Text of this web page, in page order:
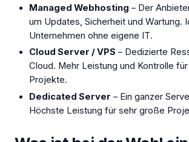
Managed Webhosting – Der
um Updates, Sicherheit und Wartung.
Unternehmen ohne eigene IT.
Cloud Server / VPS – Dedizierte
Cloud. Mehr Leistung und Kontrolle
Projekte.
Dedicated Server – Ein ganzer
Höchste Leistung für sehr große